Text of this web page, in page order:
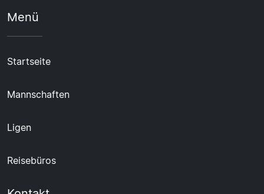
Menü
Startseite
Mannschaften
Ligen
Reisebüros